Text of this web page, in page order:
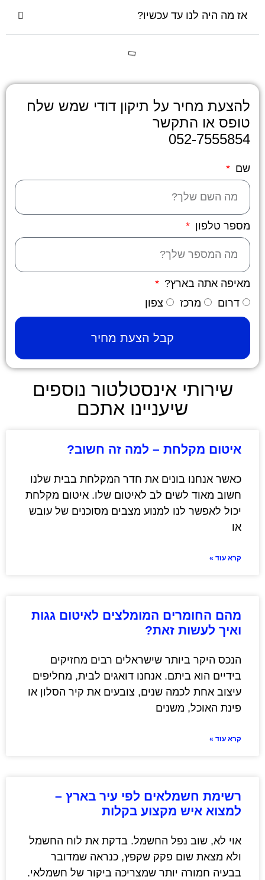
אז מה היה לנו עד עכשיו?
להצעת מחיר על תיקון דודי שמש שלח
טופס או התקשר
052-7555854
שם
מספר טלפון
מאיפה אתה בארץ?
דרום
מרכז צפון
קבל הצעת מחיר
שירותי אינסטלטור נוספים
שיעניינו אתכם
איטום מקלחת – למה זה חשוב?
כאשר אנחנו בונים את חדר המקלחת בבית שלנו
חשוב מאוד לשים לב לאיטום שלו. איטום מקלחת
יכול לאפשר לנו למנוע מצבים מסוכנים של עובש
או
קרא עוד »
מהם החומרים המומלצים לאיטום גגות
ואיך לעשות זאת?
הנכס היקר ביותר שישראלים רבים מחזיקים
בידיים הוא ביתם. אנחנו דואגים לבית, מחליפים
עיצוב אחת לכמה שנים, צובעים את קיר הסלון או
פינת האוכל, משנים
קרא עוד »
רשימת חשמלאים לפי עיר בארץ –
למצוא איש מקצוע בקלות
אוי לא, שוב נפל החשמל. בדקת את לוח החשמל
ולא מצאת שום פקק שקפץ, כנראה שמדובר
בבעיה חמורה יותר שמצריכה ביקור של חשמלאי.